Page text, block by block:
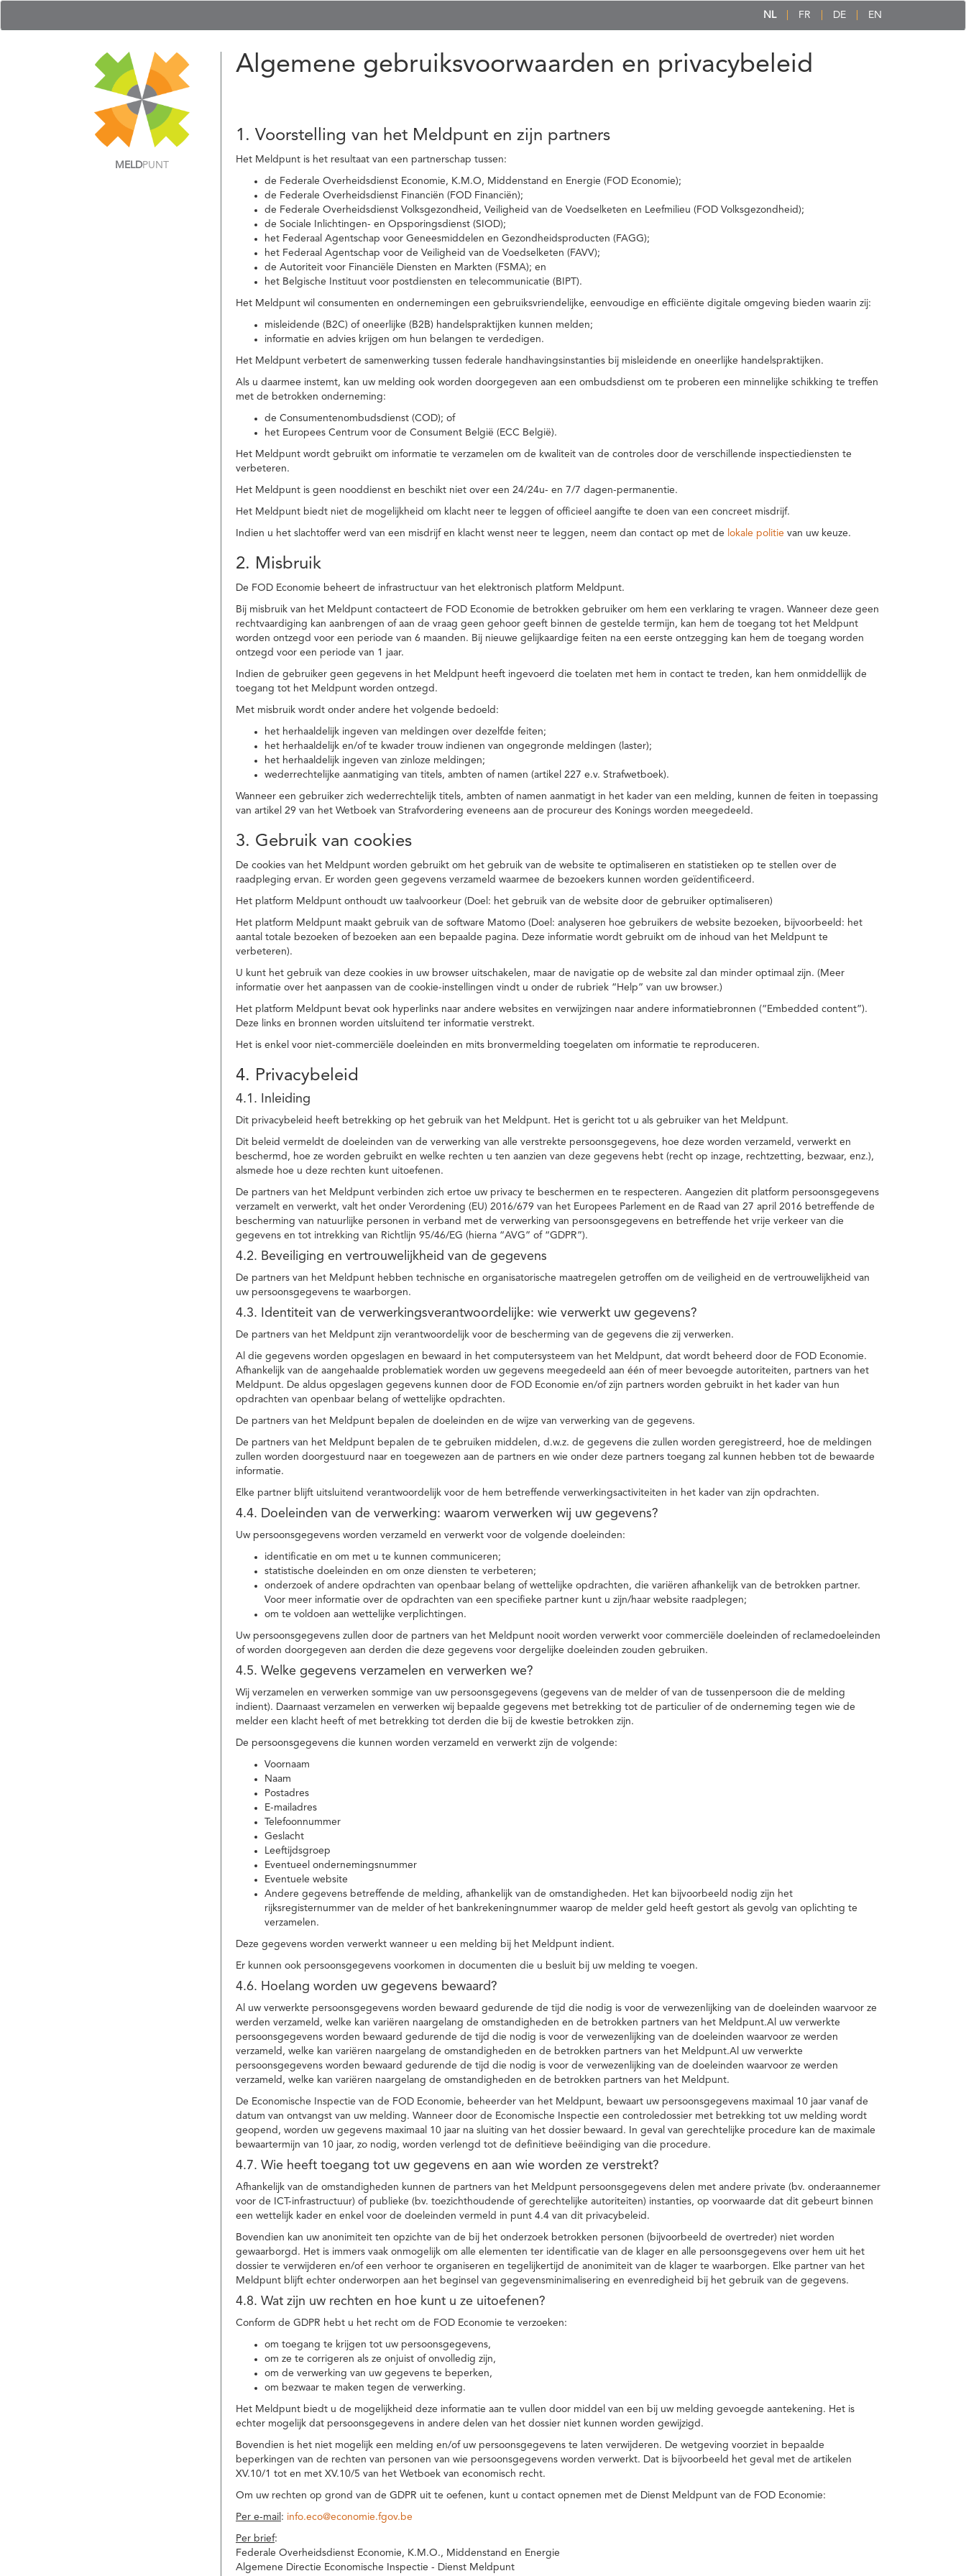
NL FR DE EN
MELDPUNT
Algemene gebruiksvoorwaarden en privacybeleid
1. Voorstelling van het Meldpunt en zijn partners
Het Meldpunt is het resultaat van een partnerschap tussen:
de Federale Overheidsdienst Economie, K.M.O, Middenstand en Energie (FOD Economie);
de Federale Overheidsdienst Financiën (FOD Financiën);
de Federale Overheidsdienst Volksgezondheid, Veiligheid van de Voedselketen en Leefmilieu (FOD Volksgezondheid);
de Sociale Inlichtingen- en Opsporingsdienst (SIOD);
het Federaal Agentschap voor Geneesmiddelen en Gezondheidsproducten (FAGG);
het Federaal Agentschap voor de Veiligheid van de Voedselketen (FAVV);
de Autoriteit voor Financiële Diensten en Markten (FSMA); en
het Belgische Instituut voor postdiensten en telecommunicatie (BIPT).
Het Meldpunt wil consumenten en ondernemingen een gebruiksvriendelijke, eenvoudige en efficiënte digitale omgeving bieden waarin zij:
misleidende (B2C) of oneerlijke (B2B) handelspraktijken kunnen melden;
informatie en advies krijgen om hun belangen te verdedigen.
Het Meldpunt verbetert de samenwerking tussen federale handhavingsinstanties bij misleidende en oneerlijke handelspraktijken.
Als u daarmee instemt, kan uw melding ook worden doorgegeven aan een ombudsdienst om te proberen een minnelijke schikking te treffen
met de betrokken onderneming:
de Consumentenombudsdienst (COD); of
het Europees Centrum voor de Consument België (ECC België).
Het Meldpunt wordt gebruikt om informatie te verzamelen om de kwaliteit van de controles door de verschillende inspectiediensten te
verbeteren.
Het Meldpunt is geen nooddienst en beschikt niet over een 24/24u- en 7/7 dagen-permanentie.
Het Meldpunt biedt niet de mogelijkheid om klacht neer te leggen of officieel aangifte te doen van een concreet misdrijf.
Indien u het slachtoffer werd van een misdrijf en klacht wenst neer te leggen, neem dan contact op met de lokale politie van uw keuze.
2. Misbruik
De FOD Economie beheert de infrastructuur van het elektronisch platform Meldpunt.
Bij misbruik van het Meldpunt contacteert de FOD Economie de betrokken gebruiker om hem een verklaring te vragen. Wanneer deze geen
rechtvaardiging kan aanbrengen of aan de vraag geen gehoor geeft binnen de gestelde termijn, kan hem de toegang tot het Meldpunt
worden ontzegd voor een periode van 6 maanden. Bij nieuwe gelijkaardige feiten na een eerste ontzegging kan hem de toegang worden
ontzegd voor een periode van 1 jaar.
Indien de gebruiker geen gegevens in het Meldpunt heeft ingevoerd die toelaten met hem in contact te treden, kan hem onmiddellijk de
toegang tot het Meldpunt worden ontzegd.
Met misbruik wordt onder andere het volgende bedoeld:
het herhaaldelijk ingeven van meldingen over dezelfde feiten;
het herhaaldelijk en/of te kwader trouw indienen van ongegronde meldingen (laster);
het herhaaldelijk ingeven van zinloze meldingen;
wederrechtelijke aanmatiging van titels, ambten of namen (artikel 227 e.v. Strafwetboek).
Wanneer een gebruiker zich wederrechtelijk titels, ambten of namen aanmatigt in het kader van een melding, kunnen de feiten in toepassing
van artikel 29 van het Wetboek van Strafvordering eveneens aan de procureur des Konings worden meegedeeld.
3. Gebruik van cookies
De cookies van het Meldpunt worden gebruikt om het gebruik van de website te optimaliseren en statistieken op te stellen over de
raadpleging ervan. Er worden geen gegevens verzameld waarmee de bezoekers kunnen worden geïdentificeerd.
Het platform Meldpunt onthoudt uw taalvoorkeur (Doel: het gebruik van de website door de gebruiker optimaliseren)
Het platform Meldpunt maakt gebruik van de software Matomo (Doel: analyseren hoe gebruikers de website bezoeken, bijvoorbeeld: het
aantal totale bezoeken of bezoeken aan een bepaalde pagina. Deze informatie wordt gebruikt om de inhoud van het Meldpunt te
verbeteren).
U kunt het gebruik van deze cookies in uw browser uitschakelen, maar de navigatie op de website zal dan minder optimaal zijn. (Meer
informatie over het aanpassen van de cookie-instellingen vindt u onder de rubriek “Help” van uw browser.)
Het platform Meldpunt bevat ook hyperlinks naar andere websites en verwijzingen naar andere informatiebronnen (“Embedded content”).
Deze links en bronnen worden uitsluitend ter informatie verstrekt.
Het is enkel voor niet-commerciële doeleinden en mits bronvermelding toegelaten om informatie te reproduceren.
4. Privacybeleid
4.1. Inleiding
Dit privacybeleid heeft betrekking op het gebruik van het Meldpunt. Het is gericht tot u als gebruiker van het Meldpunt.
Dit beleid vermeldt de doeleinden van de verwerking van alle verstrekte persoonsgegevens, hoe deze worden verzameld, verwerkt en
beschermd, hoe ze worden gebruikt en welke rechten u ten aanzien van deze gegevens hebt (recht op inzage, rechtzetting, bezwaar, enz.),
alsmede hoe u deze rechten kunt uitoefenen.
De partners van het Meldpunt verbinden zich ertoe uw privacy te beschermen en te respecteren. Aangezien dit platform persoonsgegevens
verzamelt en verwerkt, valt het onder Verordening (EU) 2016/679 van het Europees Parlement en de Raad van 27 april 2016 betreffende de
bescherming van natuurlijke personen in verband met de verwerking van persoonsgegevens en betreffende het vrije verkeer van die
gegevens en tot intrekking van Richtlijn 95/46/EG (hierna “AVG” of “GDPR”).
4.2. Beveiliging en vertrouwelijkheid van de gegevens
De partners van het Meldpunt hebben technische en organisatorische maatregelen getroffen om de veiligheid en de vertrouwelijkheid van
uw persoonsgegevens te waarborgen.
4.3. Identiteit van de verwerkingsverantwoordelijke: wie verwerkt uw gegevens?
De partners van het Meldpunt zijn verantwoordelijk voor de bescherming van de gegevens die zij verwerken.
Al die gegevens worden opgeslagen en bewaard in het computersysteem van het Meldpunt, dat wordt beheerd door de FOD Economie.
Afhankelijk van de aangehaalde problematiek worden uw gegevens meegedeeld aan één of meer bevoegde autoriteiten, partners van het
Meldpunt. De aldus opgeslagen gegevens kunnen door de FOD Economie en/of zijn partners worden gebruikt in het kader van hun
opdrachten van openbaar belang of wettelijke opdrachten.
De partners van het Meldpunt bepalen de doeleinden en de wijze van verwerking van de gegevens.
De partners van het Meldpunt bepalen de te gebruiken middelen, d.w.z. de gegevens die zullen worden geregistreerd, hoe de meldingen
zullen worden doorgestuurd naar en toegewezen aan de partners en wie onder deze partners toegang zal kunnen hebben tot de bewaarde
informatie.
Elke partner blijft uitsluitend verantwoordelijk voor de hem betreffende verwerkingsactiviteiten in het kader van zijn opdrachten.
4.4. Doeleinden van de verwerking: waarom verwerken wij uw gegevens?
Uw persoonsgegevens worden verzameld en verwerkt voor de volgende doeleinden:
identificatie en om met u te kunnen communiceren;
statistische doeleinden en om onze diensten te verbeteren;
onderzoek of andere opdrachten van openbaar belang of wettelijke opdrachten, die variëren afhankelijk van de betrokken partner.
Voor meer informatie over de opdrachten van een specifieke partner kunt u zijn/haar website raadplegen;
om te voldoen aan wettelijke verplichtingen.
Uw persoonsgegevens zullen door de partners van het Meldpunt nooit worden verwerkt voor commerciële doeleinden of reclamedoeleinden
of worden doorgegeven aan derden die deze gegevens voor dergelijke doeleinden zouden gebruiken.
4.5. Welke gegevens verzamelen en verwerken we?
Wij verzamelen en verwerken sommige van uw persoonsgegevens (gegevens van de melder of van de tussenpersoon die de melding
indient). Daarnaast verzamelen en verwerken wij bepaalde gegevens met betrekking tot de particulier of de onderneming tegen wie de
melder een klacht heeft of met betrekking tot derden die bij de kwestie betrokken zijn.
De persoonsgegevens die kunnen worden verzameld en verwerkt zijn de volgende:
Voornaam
Naam
Postadres
E-mailadres
Telefoonnummer
Geslacht
Leeftijdsgroep
Eventueel ondernemingsnummer
Eventuele website
Andere gegevens betreffende de melding, afhankelijk van de omstandigheden. Het kan bijvoorbeeld nodig zijn het
rijksregisternummer van de melder of het bankrekeningnummer waarop de melder geld heeft gestort als gevolg van oplichting te
verzamelen.
Deze gegevens worden verwerkt wanneer u een melding bij het Meldpunt indient.
Er kunnen ook persoonsgegevens voorkomen in documenten die u besluit bij uw melding te voegen.
4.6. Hoelang worden uw gegevens bewaard?
Al uw verwerkte persoonsgegevens worden bewaard gedurende de tijd die nodig is voor de verwezenlijking van de doeleinden waarvoor ze
werden verzameld, welke kan variëren naargelang de omstandigheden en de betrokken partners van het Meldpunt.Al uw verwerkte
persoonsgegevens worden bewaard gedurende de tijd die nodig is voor de verwezenlijking van de doeleinden waarvoor ze werden
verzameld, welke kan variëren naargelang de omstandigheden en de betrokken partners van het Meldpunt.Al uw verwerkte
persoonsgegevens worden bewaard gedurende de tijd die nodig is voor de verwezenlijking van de doeleinden waarvoor ze werden
verzameld, welke kan variëren naargelang de omstandigheden en de betrokken partners van het Meldpunt.
De Economische Inspectie van de FOD Economie, beheerder van het Meldpunt, bewaart uw persoonsgegevens maximaal 10 jaar vanaf de
datum van ontvangst van uw melding. Wanneer door de Economische Inspectie een controledossier met betrekking tot uw melding wordt
geopend, worden uw gegevens maximaal 10 jaar na sluiting van het dossier bewaard. In geval van gerechtelijke procedure kan de maximale
bewaartermijn van 10 jaar, zo nodig, worden verlengd tot de definitieve beëindiging van die procedure.
4.7. Wie heeft toegang tot uw gegevens en aan wie worden ze verstrekt?
Afhankelijk van de omstandigheden kunnen de partners van het Meldpunt persoonsgegevens delen met andere private (bv. onderaannemer
voor de ICT-infrastructuur) of publieke (bv. toezichthoudende of gerechtelijke autoriteiten) instanties, op voorwaarde dat dit gebeurt binnen
een wettelijk kader en enkel voor de doeleinden vermeld in punt 4.4 van dit privacybeleid.
Bovendien kan uw anonimiteit ten opzichte van de bij het onderzoek betrokken personen (bijvoorbeeld de overtreder) niet worden
gewaarborgd. Het is immers vaak onmogelijk om alle elementen ter identificatie van de klager en alle persoonsgegevens over hem uit het
dossier te verwijderen en/of een verhoor te organiseren en tegelijkertijd de anonimiteit van de klager te waarborgen. Elke partner van het
Meldpunt blijft echter onderworpen aan het beginsel van gegevensminimalisering en evenredigheid bij het gebruik van de gegevens.
4.8. Wat zijn uw rechten en hoe kunt u ze uitoefenen?
Conform de GDPR hebt u het recht om de FOD Economie te verzoeken:
om toegang te krijgen tot uw persoonsgegevens,
om ze te corrigeren als ze onjuist of onvolledig zijn,
om de verwerking van uw gegevens te beperken,
om bezwaar te maken tegen de verwerking.
Het Meldpunt biedt u de mogelijkheid deze informatie aan te vullen door middel van een bij uw melding gevoegde aantekening. Het is
echter mogelijk dat persoonsgegevens in andere delen van het dossier niet kunnen worden gewijzigd.
Bovendien is het niet mogelijk een melding en/of uw persoonsgegevens te laten verwijderen. De wetgeving voorziet in bepaalde
beperkingen van de rechten van personen van wie persoonsgegevens worden verwerkt. Dat is bijvoorbeeld het geval met de artikelen
XV.10/1 tot en met XV.10/5 van het Wetboek van economisch recht.
Om uw rechten op grond van de GDPR uit te oefenen, kunt u contact opnemen met de Dienst Meldpunt van de FOD Economie:
Per e-mail : info.eco@economie.fgov.be
Per brief:
Federale Overheidsdienst Economie, K.M.O., Middenstand en Energie
Algemene Directie Economische Inspectie - Dienst Meldpunt